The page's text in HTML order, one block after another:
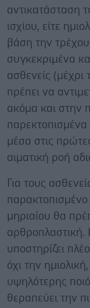
αντικατάσταση
ισχίου, είτε
βάση την
συγκεκριμένα
ασθενείς
πρέπει να
ακόμα και στην
μέσα στις
αιματική ροή
Για τους
μηριαίου θα
αρθροπλαστική.
υποστηρίζει
όχι την
υψηλότερης
θεραπεύει την